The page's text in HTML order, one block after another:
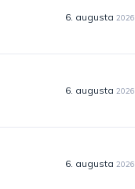
6. augusta 2026
6. augusta 2026
6. augusta 2026